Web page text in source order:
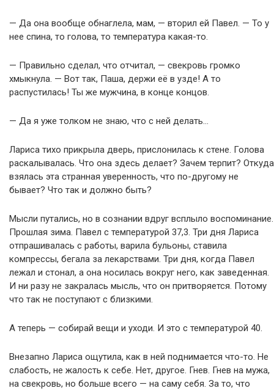
— Да она вообще обнаглела, мам, — вторил ей Павел. — То у
нее спина, то голова, то температура какая-то.
— Правильно сделал, что отчитал, — свекровь громко
хмыкнула. — Вот так, Паша, держи её в узде! А то
распустилась! Ты же мужчина, в конце концов.
— Да я уже толком не знаю, что с ней делать…
Лариса тихо прикрыла дверь, прислонилась к стене. Голова
раскалывалась. Что она здесь делает? Зачем терпит? Откуда
взялась эта странная уверенность, что по-другому не
бывает? Что так и должно быть?
Мысли путались, но в сознании вдруг всплыло воспоминание.
Прошлая зима. Павел с температурой 37,3. Три дня Лариса
отпрашивалась с работы, варила бульоны, ставила
компрессы, бегала за лекарствами. Три дня, когда Павел
лежал и стонал, а она носилась вокруг него, как заведенная.
И ни разу не закралась мысль, что он притворяется. Потому
что так не поступают с близкими.
А теперь — собирай вещи и уходи. И это с температурой 40.
Внезапно Лариса ощутила, как в ней поднимается что-то. Не
слабость, не жалость к себе. Нет, другое. Гнев. Гнев на мужа,
на свекровь, но больше всего — на саму себя. За то, что